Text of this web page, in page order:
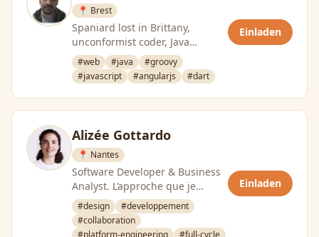
📍 Brest
Spaniard lost in Brittany,
unconformist coder, Java
craftsman, dreamer and all-
around geek. Co-Founder of the
FinistJUG …
#web #java
#groovy
#javascript
#angularjs #dart
Einladen
Alizée Gottardo
📍 Nantes
Software Developer & Business
Analyst. L’approche que je
privilégie : explorer et modéliser
le domaine métier …
#design
#developpement
#collaboration
#platform-engineering
#full-cycle
Einladen